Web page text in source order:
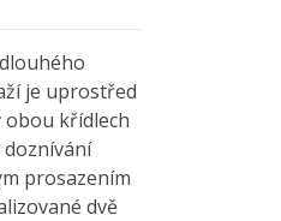
je uprostřed
obou křídlech
prosazením
dvě